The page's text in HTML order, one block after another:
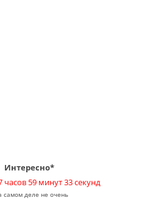
Интересно*
часов 59 минут 33 секунд
самом деле не очень